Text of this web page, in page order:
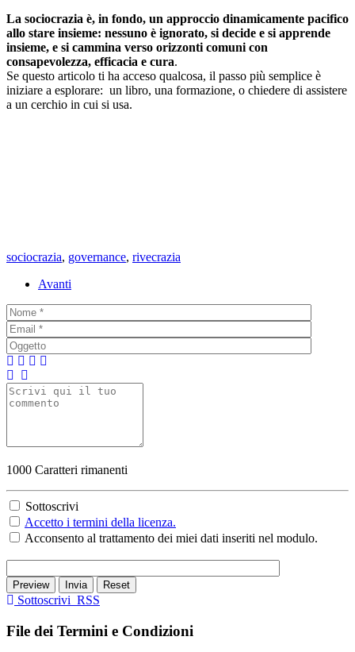
La sociocrazia è, in fondo, un approccio dinamicamente pacifico
allo stare insieme: nessuno è ignorato, si decide e si apprende
insieme, e si cammina verso orizzonti comuni con
consapevolezza, efficacia e cura.
Se questo articolo ti ha acceso qualcosa, il passo più semplice è
iniziare a esplorare: un libro, una formazione, o chiedere di assistere
a un cerchio in cui si usa.
sociocrazia, governance, rivecrazia
Avanti
1000 Caratteri rimanenti
Sottoscrivi
Accetto i termini della licenza.
Acconsento al trattamento dei miei dati inseriti nel modulo.
Preview Invia Reset
Sottoscrivi RSS
File dei Termini e Condizioni